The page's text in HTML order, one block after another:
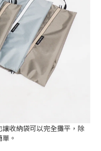
收納袋可以完全攤平，除
。